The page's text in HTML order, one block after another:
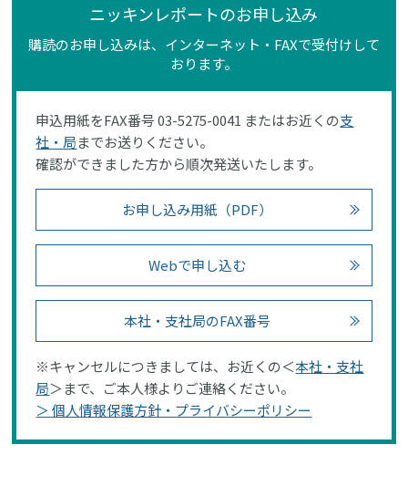
ニッキンレポートのお申し込み
購読のお申し込みは、インターネット・FAXで受付けして
おります。
申込用紙をFAX番号 03-5275-0041 またはお近くの支
社・局までお送りください。
確認ができました方から順次発送いたします。
お申し込み用紙（PDF）
Webで申し込む
本社・支社局のFAX番号
※キャンセルにつきましては、お近くの＜本社・支社
局＞まで、ご本人様よりご連絡ください。
＞ 個人情報保護方針・プライバシーポリシー